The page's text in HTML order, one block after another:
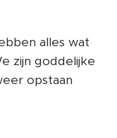
alles wat
zijn goddelijke
opstaan